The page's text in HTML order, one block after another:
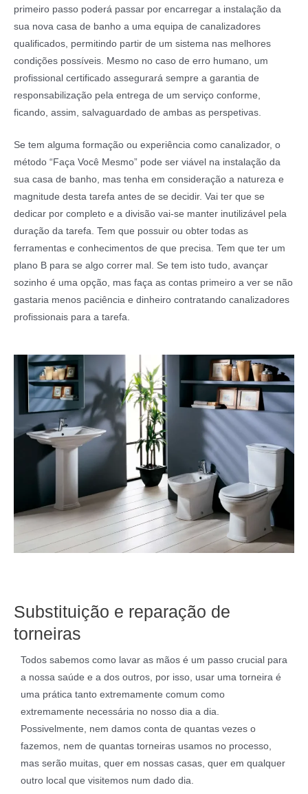
primeiro passo poderá passar por encarregar a instalação da
sua nova casa de banho a uma equipa de canalizadores
qualificados, permitindo partir de um sistema nas melhores
condições possíveis. Mesmo no caso de erro humano, um
profissional certificado assegurará sempre a garantia de
responsabilização pela entrega de um serviço conforme,
ficando, assim, salvaguardado de ambas as perspetivas.
Se tem alguma formação ou experiência como canalizador, o
método “Faça Você Mesmo” pode ser viável na instalação da
sua casa de banho, mas tenha em consideração a natureza e
magnitude desta tarefa antes de se decidir. Vai ter que se
dedicar por completo e a divisão vai-se manter inutilizável pela
duração da tarefa. Tem que possuir ou obter todas as
ferramentas e conhecimentos de que precisa. Tem que ter um
plano B para se algo correr mal. Se tem isto tudo, avançar
sozinho é uma opção, mas faça as contas primeiro a ver se não
gastaria menos paciência e dinheiro contratando canalizadores
profissionais para a tarefa.
Substituição e reparação de
torneiras
Todos sabemos como lavar as mãos é um passo crucial para
a nossa saúde e a dos outros, por isso, usar uma torneira é
uma prática tanto extremamente comum como
extremamente necessária no nosso dia a dia.
Possivelmente, nem damos conta de quantas vezes o
fazemos, nem de quantas torneiras usamos no processo,
mas serão muitas, quer em nossas casas, quer em qualquer
outro local que visitemos num dado dia.